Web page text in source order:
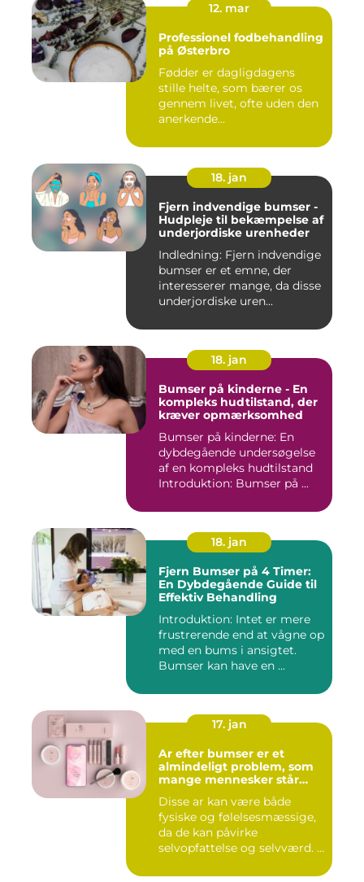
12. mar
Professionel fodbehandling
på Østerbro
Fødder er dagligdagens
stille helte, som bærer os
gennem livet, ofte uden den
anerkende...
18. jan
Fjern indvendige bumser -
Hudpleje til bekæmpelse af
underjordiske urenheder
Indledning: Fjern indvendige
bumser er et emne, der
interesserer mange, da disse
underjordiske uren...
18. jan
Bumser på kinderne - En
kompleks hudtilstand, der
kræver opmærksomhed
Bumser på kinderne: En
dybdegående undersøgelse
af en kompleks hudtilstand
Introduktion: Bumser på ...
18. jan
Fjern Bumser på 4 Timer:
En Dybdegående Guide til
Effektiv Behandling
Introduktion: Intet er mere
frustrerende end at vågne op
med en bums i ansigtet.
Bumser kan have en ...
17. jan
Ar efter bumser er et
almindeligt problem, som
mange mennesker står
Disse ar kan være både
fysiske og følelsesmæssige,
da de kan påvirke
selvopfattelse og selvværd. I